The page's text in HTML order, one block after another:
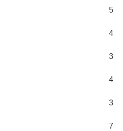
5
4
3
4
3
7